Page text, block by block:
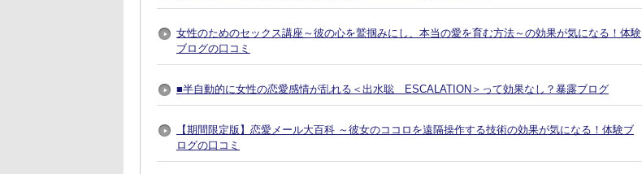
女性のためのセックス講座～彼の心を鷲掴みにし、本当の愛を育む方法～の効果が気になる！体験
ブログの口コミ
■半自動的に女性の恋愛感情が乱れる＜出水聡 ESCALATION＞って効果なし？暴露ブログ
【期間限定版】恋愛メール大百科 ～彼女のココロを遠隔操作する技術の効果が気になる！体験ブ
ログの口コミ